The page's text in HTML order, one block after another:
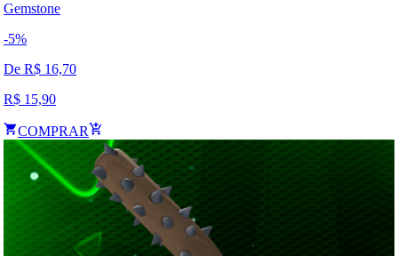
Gemstone
-5%
De R$ 16,70
R$ 15,90
COMPRAR